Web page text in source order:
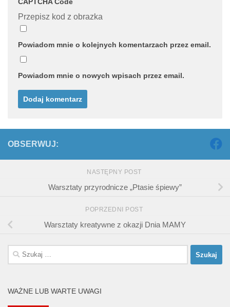
Przepisz kod z obrazka
Powiadom mnie o kolejnych komentarzach przez email.
Powiadom mnie o nowych wpisach przez email.
OBSERWUJ:
NASTĘPNY POST
Warsztaty przyrodnicze „Ptasie śpiewy”
POPRZEDNI POST
Warsztaty kreatywne z okazji Dnia MAMY
Szukaj:
WAŻNE LUB WARTE UWAGI